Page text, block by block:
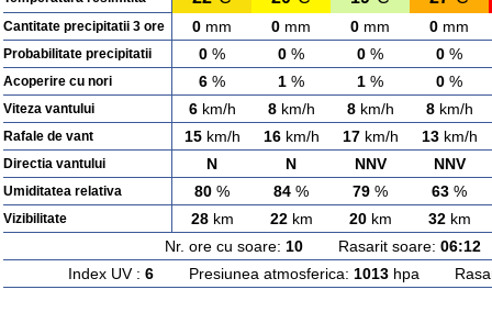
Cantitate precipitatii 3 ore 0 mm 0 mm 0 mm 0 mm
Probabilitate precipitatii 0 % 0 % 0 % 0 %
Acoperire cu nori 6 % 1 % 1 % 0 %
Viteza vantului 6km/h 8km/h 8km/h 8km/h
Rafale de vant 15km/h 16km/h 17km/h 13km/h
Directia vantului N N NNV NNV
Umiditatea relativa 80 % 84 % 79 % 63 %
Vizibilitate 28km 22km 20km 32km
Nr. ore cu soare: 10Rasarit soare: 06:12
Index UV : 6Presiunea atmosferica: 1013hpa